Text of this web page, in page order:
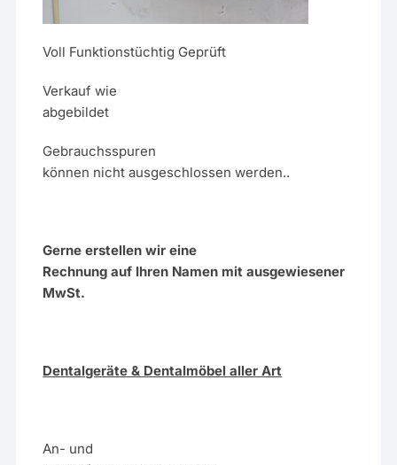
Voll Funktionstüchtig Geprüft
Verkauf wie
abgebildet
Gebrauchsspuren
können nicht ausgeschlossen werden..
Gerne erstellen wir eine
Rechnung auf Ihren Namen mit ausgewiesener
MwSt.
Dentalgeräte & Dentalmöbel aller Art
An- und